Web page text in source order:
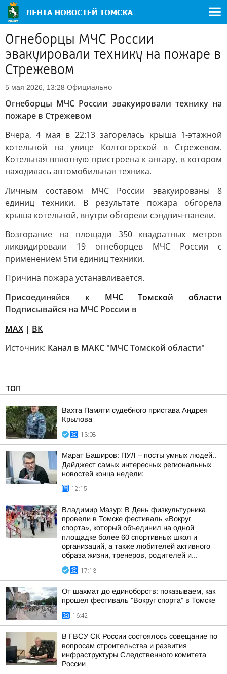
Огнеборцы МЧС России
эвакуировали технику на пожаре в
Стрежевом
5 мая 2026, 13:28 Официально
Огнеборцы МЧС России эвакуировали технику на
пожаре в Стрежевом
Вчера, 4 мая в 22:13 загорелась крыша 1-этажной
котельной на улице Колтогорской в Стрежевом.
Котельная вплотную пристроена к ангару, в котором
находилась автомобильная техника.
Личным составом МЧС России эвакуированы 8
единиц техники. В результате пожара обгорела
крыша котельной, внутри обгорели сэндвич-панели.
Возгорание на площади 350 квадратных метров
ликвидировали 19 огнеборцев МЧС России с
применением 5ти единиц техники.
Причина пожара устанавливается.
Присоединяйся к МЧС Томской области
Подписывайся на МЧС России в
MAX | ВК
Источник: Канал в МАКС "МЧС Томской области"
ТОП
Вахта Памяти судебного пристава Андрея
Крылова
13:08
Марат Баширов: ПУЛ – посты умных людей..
Дайджест самых интересных региональных
новостей конца недели:
12:15
Владимир Мазур: В День физкультурника
провели в Томске фестиваль «Вокруг
спорта», который объединил на одной
площадке более 60 спортивных школ и
организаций, а также любителей активного
образа жизни, тренеров, родителей и...
17:13
От шахмат до единоборств: показываем, как
прошел фестиваль "Вокруг спорта" в Томске
16:42
В ГВСУ СК России состоялось совещание по
вопросам строительства и развития
инфраструктуры Следственного комитета
России